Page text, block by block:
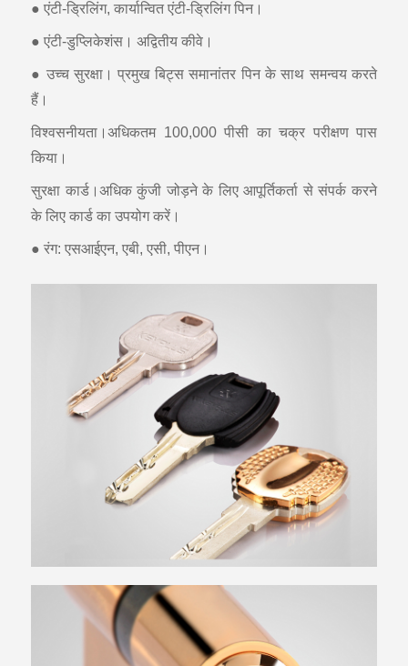
● एंटी-ड्रिलिंग, कार्यान्वित एंटी-ड्रिलिंग पिन।
● एंटी-डुप्लिकेशंस। अद्वितीय कीवे।
● उच्च सुरक्षा। प्रमुख बिट्स समानांतर पिन के साथ समन्वय करते
हैं।
विश्वसनीयता।अधिकतम 100,000 पीसी का चक्र परीक्षण पास
किया।
सुरक्षा कार्ड।अधिक कुंजी जोड़ने के लिए आपूर्तिकर्ता से संपर्क करने
के लिए कार्ड का उपयोग करें।
● रंग: एसआईएन, एबी, एसी, पीएन।